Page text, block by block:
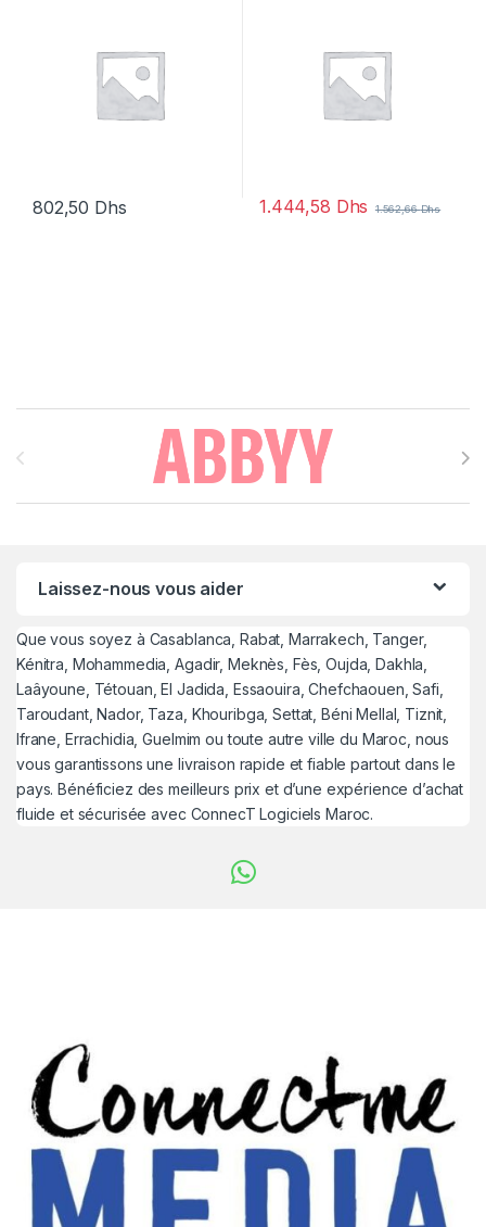
802,50 Dhs 1.444,58 Dhs 1.562,66Dhs
Brands Carousel
Laissez-nous vous aider
Que vous soyez à Casablanca, Rabat, Marrakech, Tanger,
Kénitra, Mohammedia, Agadir, Meknès, Fès, Oujda, Dakhla,
Laâyoune, Tétouan, El Jadida, Essaouira, Chefchaouen, Safi,
Taroudant, Nador, Taza, Khouribga, Settat, Béni Mellal, Tiznit,
Ifrane, Errachidia, Guelmim ou toute autre ville du Maroc, nous
vous garantissons une livraison rapide et fiable partout dans le
pays. Bénéficiez des meilleurs prix et d’une expérience d’achat
fluide et sécurisée avec ConnecT Logiciels Maroc.